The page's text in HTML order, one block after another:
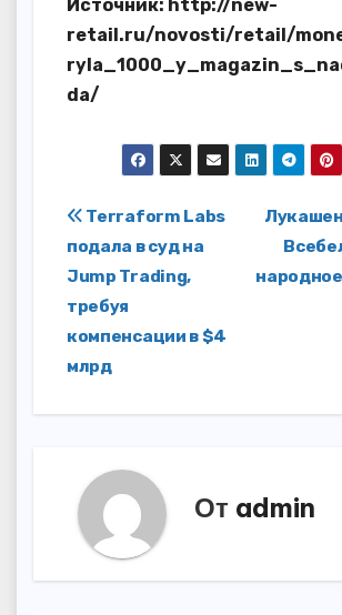
Источник: http://new-
retail.ru/novosti/retail/
da/
Навигация
по
записям
Terraform Labs
подала в суд на
Jump Trading,
требуя
компенсации в $4
млрд
От admin